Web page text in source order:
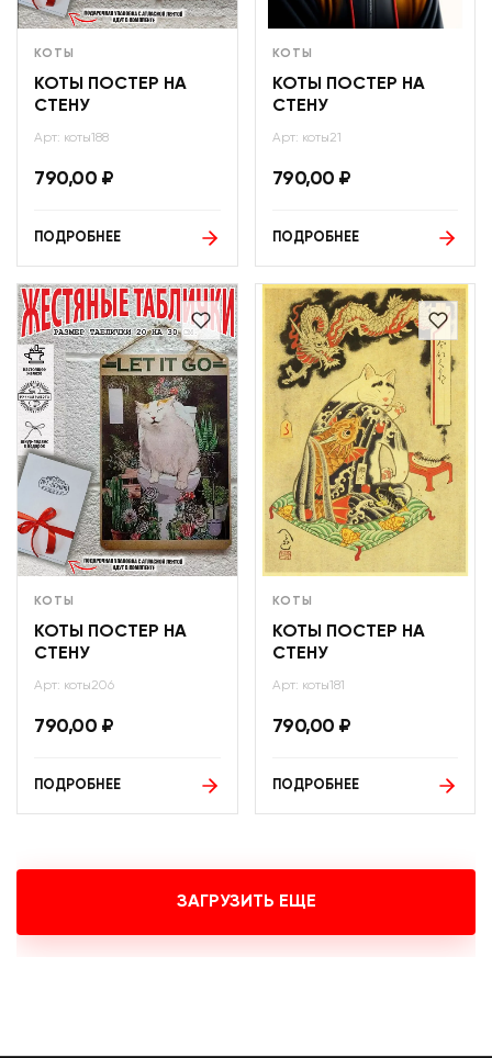
КОТЫ
КОТЫ ПОСТЕР НА
СТЕНУ
Арт: коты188
790,00 ₽
ПОДРОБНЕЕ
КОТЫ
КОТЫ ПОСТЕР НА
СТЕНУ
Арт: коты21
790,00 ₽
ПОДРОБНЕЕ
КОТЫ
КОТЫ ПОСТЕР НА
СТЕНУ
Арт: коты206
790,00 ₽
ПОДРОБНЕЕ
КОТЫ
КОТЫ ПОСТЕР НА
СТЕНУ
Арт: коты181
790,00 ₽
ПОДРОБНЕЕ
ЗАГРУЗИТЬ ЕЩЕ